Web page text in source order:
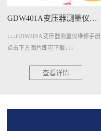
GDW401A变压器测量仪维修手册下载
↓↓↓GDW401A变压器测量仪维修手册
点击下方图片即可下载↓↓↓
查看详情